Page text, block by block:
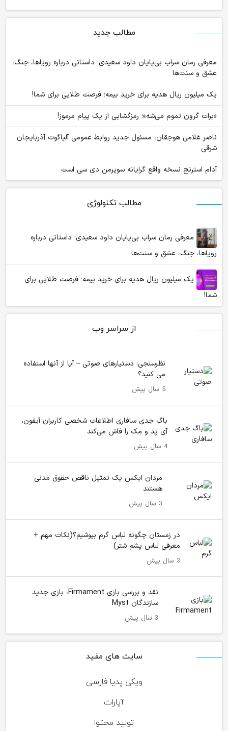
مطالب تکنولوژی
معرفی رمان سراب بی‌پایان داود سعیدی؛ داستانی درباره
رویاها، جنگ، عشق و سنت‌ها
یک میلیون ریال هدیه برای خرید بیمه؛ فرصت طلایی برای
شما!
از سراسر وب
نظرسنجی: دستیارهای صوتی – آیا از آنها استفاده
می کنید؟
5 سال پیش
باگ جدی سافاری اطلاعات شخصی کاربران آیفون،
آی پد و مک را فاش می‌کند
4 سال پیش
مردان ایکس یک تمثیل ناقص حقوق مدنی
هستند
3 سال پیش
در زمستان چگونه لباس گرم بپوشیم؟(نکات مهم +
معرفی لباس پشم شتر)
3 سال پیش
نقد و بررسی بازی Firmament، بازی جدید
سازندگان Myst
3 سال پیش
سایت های مفید
ویکی پدیا فارسی
آپارات
تولید محتوا
مطالب جدید
معرفی رمان سراب بی‌پایان داود سعیدی؛ داستانی درباره رویاها، جنگ،
عشق و سنت‌ها
یک میلیون ریال هدیه برای خرید بیمه؛ فرصت طلایی برای شما!
«برات گرون تموم می‌شه»؛ رمزگشایی از یک پیام مرموز!
ناصر غلامی هوجقان، مسئول جدید روابط عمومی آلپاگوت آذربایجان
شرقی
آدام استرنج نسخه واقع گرایانه سوپرمن دی سی است